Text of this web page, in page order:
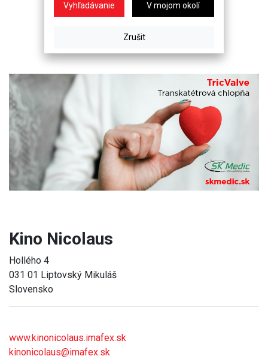
V mojom okolí
Previous
Kino Nicolaus
Hollého 4
031 01 Liptovský Mikuláš
Slovensko
www.kinonicolaus.imafex.sk
kinonicolaus@imafex.sk